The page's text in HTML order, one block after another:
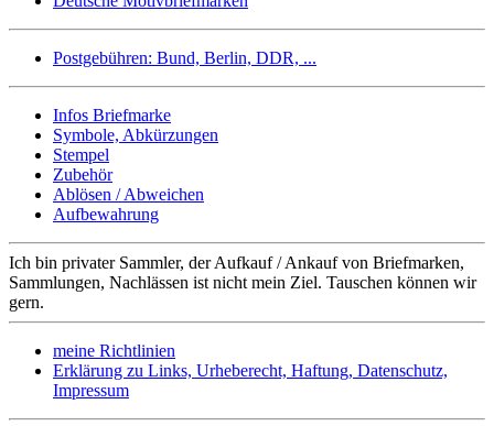
Postgebühren: Bund, Berlin, DDR, ...
Infos Briefmarke
Symbole, Abkürzungen
Stempel
Zubehör
Ablösen / Abweichen
Aufbewahrung
Ich bin privater Sammler, der Aufkauf / Ankauf von Briefmarken,
Sammlungen, Nachlässen ist nicht mein Ziel. Tauschen können wir
gern.
meine Richtlinien
Erklärung zu Links, Urheberecht, Haftung, Datenschutz,
Impressum